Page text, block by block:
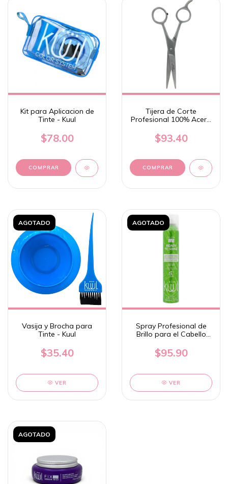
Kit para Aplicacion de
Tinte - Kuul
$78.00
Tijera de Corte
Profesional 100% Acero
$93.40
AGOTADO
Vasija y Brocha para
Tinte - Kuul
$35.40
VER
AGOTADO
Spray Profesional de
Brillo para el Cabello
- Kuul
$95.90
VER
AGOTADO